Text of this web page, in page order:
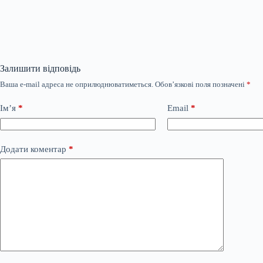
Залишити відповідь
Ваша e-mail адреса не оприлюднюватиметься. Обов’язкові поля позначені *
Ім’я * Email *
Додати коментар *